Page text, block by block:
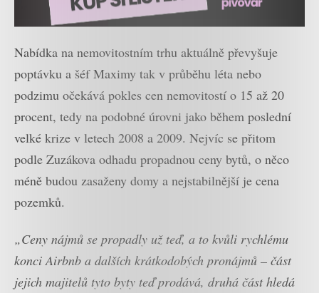
Nabídka na nemovitostním trhu aktuálně převyšuje
poptávku a šéf Maximy tak v průběhu léta nebo
podzimu očekává pokles cen nemovitostí o 15 až 20
procent, tedy na podobné úrovni jako během poslední
velké krize v letech 2008 a 2009. Nejvíc se přitom
podle Zuzákova odhadu propadnou ceny bytů, o něco
méně budou zasaženy domy a nejstabilnější je cena
pozemků.
„Ceny nájmů se propadly už teď, a to kvůli rychlému
konci Airbnb a dalších krátkodobých pronájmů – část
jejich majitelů tyto byty teď prodává, druhá část hledá